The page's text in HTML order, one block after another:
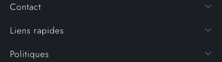
Contact
Liens rapides
Politiques